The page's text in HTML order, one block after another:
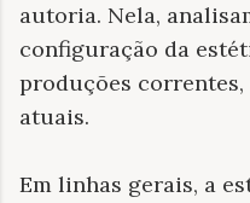
autoria. Nela,
configuração da
produções correntes,
atuais.
Em linhas gerais, a